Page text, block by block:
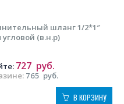
шланг 1/2*1″
угловой (в.н.р)
765 руб.
727 руб.
В КОРЗИНУ